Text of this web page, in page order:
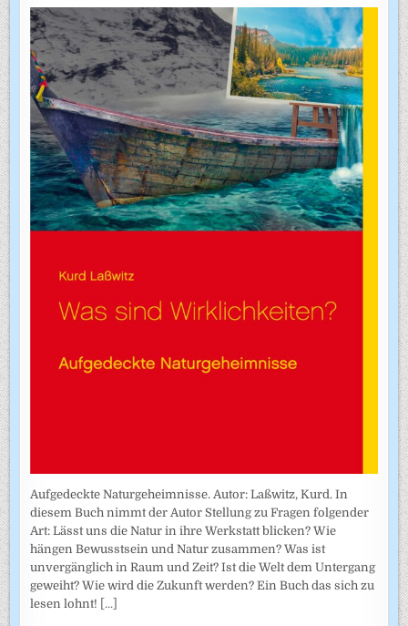
Aufgedeckte Naturgeheimnisse. Autor: Laßwitz, Kurd. In
diesem Buch nimmt der Autor Stellung zu Fragen folgender
Art: Lässt uns die Natur in ihre Werkstatt blicken? Wie
hängen Bewusstsein und Natur zusammen? Was ist
unvergänglich in Raum und Zeit? Ist die Welt dem Untergang
geweiht? Wie wird die Zukunft werden? Ein Buch das sich zu
lesen lohnt! [...]